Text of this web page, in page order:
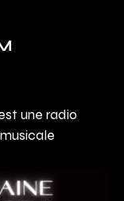
une radio